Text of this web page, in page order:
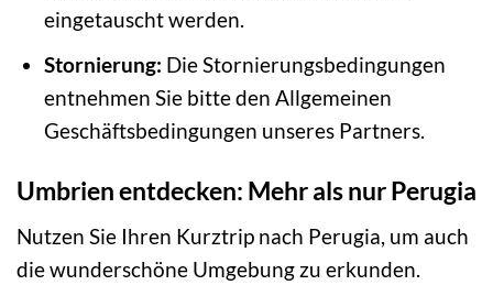
eingetauscht werden.
Stornierung: Die Stornierungsbedingungen
entnehmen Sie bitte den Allgemeinen
Geschäftsbedingungen unseres Partners.
Umbrien entdecken: Mehr als nur Perugia
Nutzen Sie Ihren Kurztrip nach Perugia, um auch
die wunderschöne Umgebung zu erkunden.